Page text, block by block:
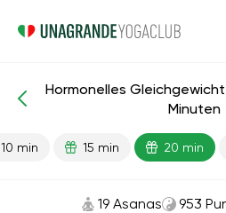
Energie
Hormonelles
Minuten
10 min 15 min 20 min
19 Asanas 953